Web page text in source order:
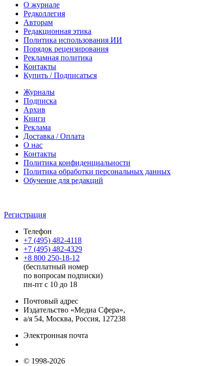
О журнале
Редколлегия
Авторам
Редакционная этика
Политика использования ИИ
Порядок рецензирования
Рекламная политика
Контакты
Купить / Подписаться
Журналы
Подписка
Архив
Книги
Реклама
Доставка / Оплата
О нас
Контакты
Политика конфиденциальности
Политика обработки персональных данных
Обучение для редакций
Регистрация
Телефон
+7 (495) 482-4118
+7 (495) 482-4329
+8 800 250-18-12
(бесплатный номер
по вопросам подписки)
пн-пт с 10 до 18
Почтовый адрес
Издательство «Медиа Сфера»,
а/я 54, Москва, Россия, 127238
Электронная почта
© 1998-2026